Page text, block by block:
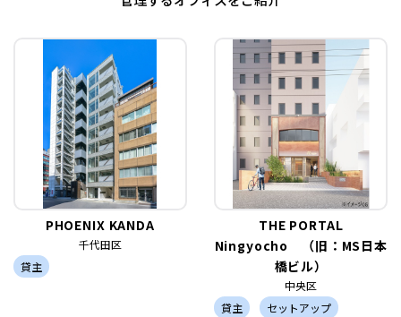
PHOENIX KANDA
千代田区
貸主
THE PORTAL
Ningyocho （旧：MS日本
橋ビル）
中央区
貸主
セットアップ